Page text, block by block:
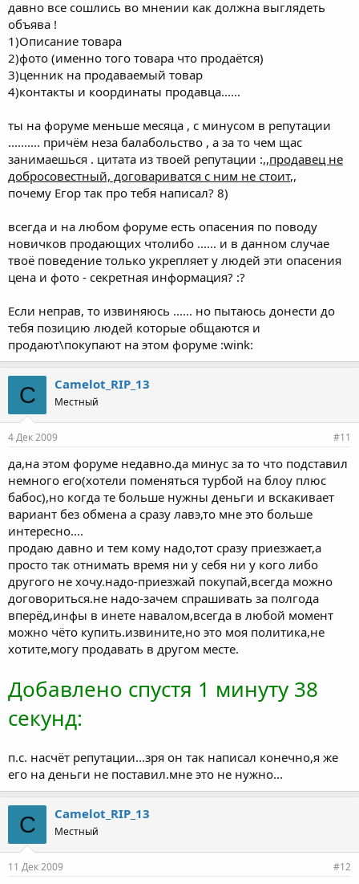
давно все сошлись во мнении как должна выглядеть
объява !
1)Описание товара
2)фото (именно того товара что продаётся)
3)ценник на продаваемый товар
4)контакты и координаты продавца......
ты на форуме меньше месяца , с минусом в репутации
.......... причём неза балабольство , а за то чем щас
занимаешься . цитата из твоей репутации :,,продавец не
добросовестный, договариватся с ним не стоит,,
почему Егор так про тебя написал? 8)
всегда и на любом форуме есть опасения по поводу
новичков продающих чтолибо ...... и в данном случае
твоё поведение только укрепляет у людей эти опасения
цена и фото - секретная информация? :?
Если неправ, то извиняюсь ...... но пытаюсь донести до
тебя позицию людей которые общаются и
продают\покупают на этом форуме :wink:
C Camelot_RIP_13
Местный
4 Дек 2009 #11
да,на этом форуме недавно.да минус за то что подставил
немного его(хотели поменяться турбой на блоу плюс
бабос),но когда те больше нужны деньги и вскакивает
вариант без обмена а сразу лавэ,то мне это больше
интересно....
продаю давно и тем кому надо,тот сразу приезжает,а
просто так отнимать время ни у себя ни у кого либо
другого не хочу.надо-приезжай покупай,всегда можно
договориться.не надо-зачем спрашивать за полгода
вперёд,инфы в инете навалом,всегда в любой момент
можно чёто купить.извините,но это моя политика,не
хотите,могу продавать в другом месте.
Добавлено спустя 1 минуту 38
секунд:
п.с. насчёт репутации...зря он так написал конечно,я же
его на деньги не поставил.мне это не нужно...
C Camelot_RIP_13
Местный
11 Дек 2009 #12